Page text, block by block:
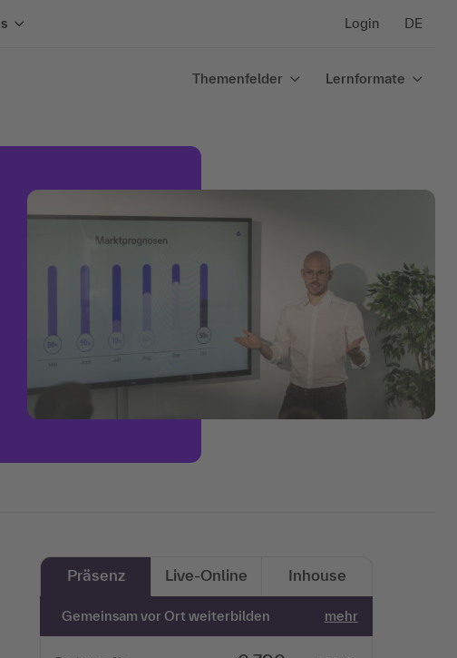
Login DE
Themenfelder Lernformate
Präsenz Live-Online Inhouse
Gemeinsam vor Ort weiterbilden mehr